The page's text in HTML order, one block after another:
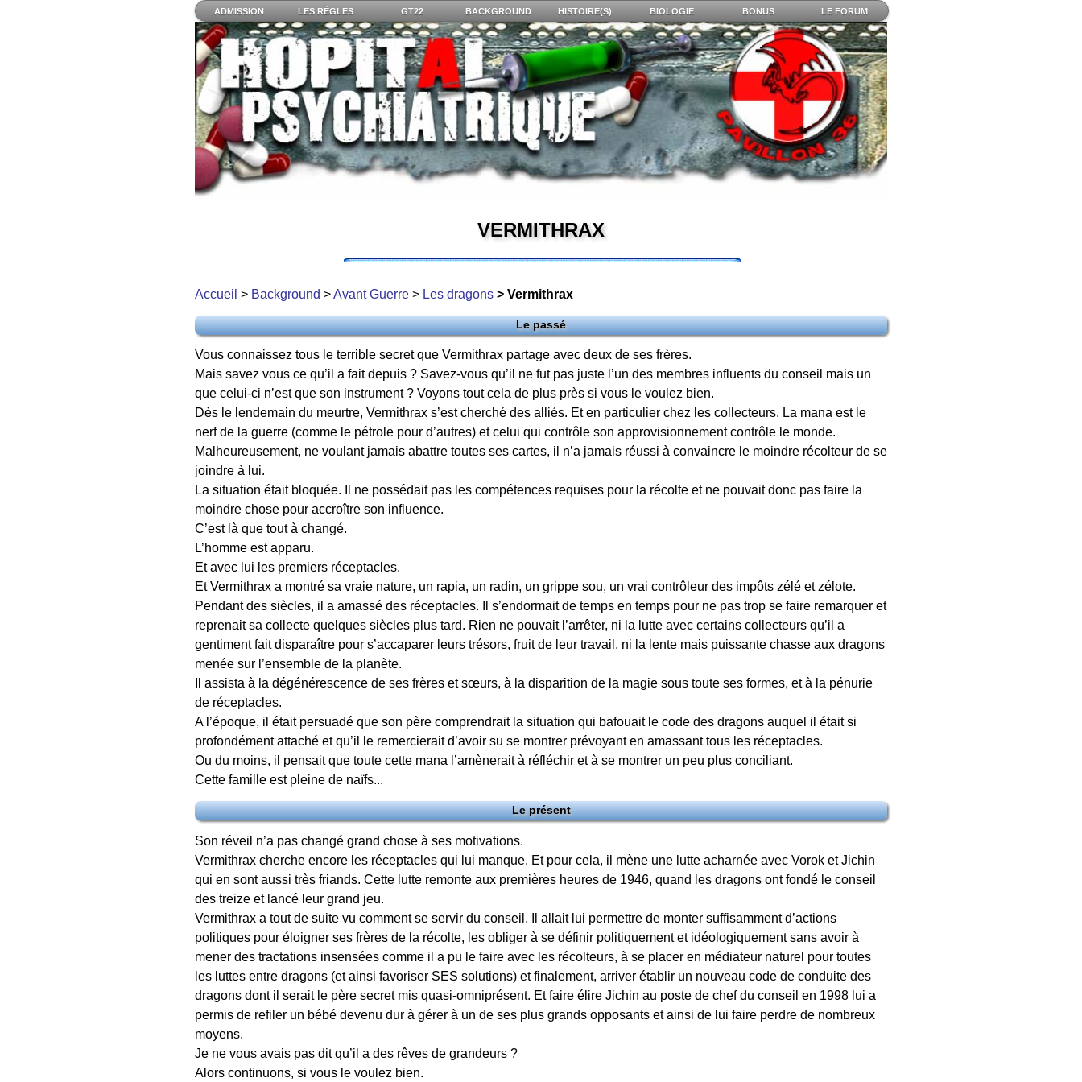
VERMITHRAX
Accueil > Background >Avant Guerre > Les dragons > Vermithrax
Le passé
Vous connaissez tous le terrible secret que Vermithrax partage avec deux de ses frères.
Mais savez vous ce qu’il a fait depuis ? Savez-vous qu’il ne fut pas juste l’un des membres influents du conseil mais un
que celui-ci n’est que son instrument ? Voyons tout cela de plus près si vous le voulez bien.
Dès le lendemain du meurtre, Vermithrax s’est cherché des alliés. Et en particulier chez les collecteurs. La mana est le
nerf de la guerre (comme le pétrole pour d’autres) et celui qui contrôle son approvisionnement contrôle le monde.
Malheureusement, ne voulant jamais abattre toutes ses cartes, il n’a jamais réussi à convaincre le moindre récolteur de se
joindre à lui.
La situation était bloquée. Il ne possédait pas les compétences requises pour la récolte et ne pouvait donc pas faire la
moindre chose pour accroître son influence.
C’est là que tout à changé.
L’homme est apparu.
Et avec lui les premiers réceptacles.
Et Vermithrax a montré sa vraie nature, un rapia, un radin, un grippe sou, un vrai contrôleur des impôts zélé et zélote.
Pendant des siècles, il a amassé des réceptacles. Il s’endormait de temps en temps pour ne pas trop se faire remarquer et
reprenait sa collecte quelques siècles plus tard. Rien ne pouvait l’arrêter, ni la lutte avec certains collecteurs qu’il a
gentiment fait disparaître pour s’accaparer leurs trésors, fruit de leur travail, ni la lente mais puissante chasse aux dragons
menée sur l’ensemble de la planète.
Il assista à la dégénérescence de ses frères et sœurs, à la disparition de la magie sous toute ses formes, et à la pénurie
de réceptacles.
A l’époque, il était persuadé que son père comprendrait la situation qui bafouait le code des dragons auquel il était si
profondément attaché et qu’il le remercierait d’avoir su se montrer prévoyant en amassant tous les réceptacles.
Ou du moins, il pensait que toute cette mana l’amènerait à réfléchir et à se montrer un peu plus conciliant.
Cette famille est pleine de naïfs...
Le présent
Son réveil n’a pas changé grand chose à ses motivations.
Vermithrax cherche encore les réceptacles qui lui manque. Et pour cela, il mène une lutte acharnée avec Vorok et Jichin
qui en sont aussi très friands. Cette lutte remonte aux premières heures de 1946, quand les dragons ont fondé le conseil
des treize et lancé leur grand jeu.
Vermithrax a tout de suite vu comment se servir du conseil. Il allait lui permettre de monter suffisamment d’actions
politiques pour éloigner ses frères de la récolte, les obliger à se définir politiquement et idéologiquement sans avoir à
mener des tractations insensées comme il a pu le faire avec les récolteurs, à se placer en médiateur naturel pour toutes
les luttes entre dragons (et ainsi favoriser SES solutions) et finalement, arriver établir un nouveau code de conduite des
dragons dont il serait le père secret mis quasi-omniprésent. Et faire élire Jichin au poste de chef du conseil en 1998 lui a
permis de refiler un bébé devenu dur à gérer à un de ses plus grands opposants et ainsi de lui faire perdre de nombreux
moyens.
Je ne vous avais pas dit qu’il a des rêves de grandeurs ?
Alors continuons, si vous le voulez bien.
ADMISSION LES RÈGLES GT22 BACKGROUND HISTOIRE(S) BIOLOGIE BONUS LE FORUM